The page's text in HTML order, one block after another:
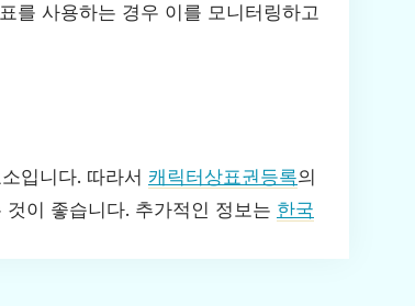
를 사용하는 경우 이를 모니터링하고
입니다. 따라서 캐릭터상표권등록의
이 좋습니다. 추가적인 정보는 한국